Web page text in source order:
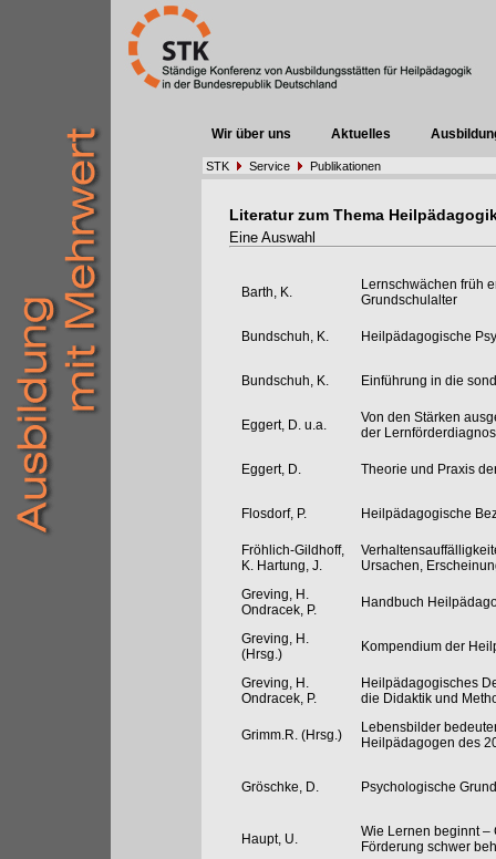
Wir über uns Aktuelles
STK Service Publikationen
Literatur zum Thema
Eine Auswahl
Barth, K.
Lernschwächen früh
Grundschulalter
Bundschuh, K. Heilpädagogische
Bundschuh, K. Einführung in die
Eggert, D. u.a.
Von den Stärken
der
Eggert, D. Theorie und Praxis
Flosdorf, P. Heilpädagogische
Fröhlich-Gildhoff,
K. Hartung, J.
Ursachen,
Greving, H.
Ondracek, P.
Handbuch
Greving, H.
(Hrsg.)
Kompendium der
Greving, H.
Ondracek, P.
Heilpädagogisches
die Didaktik und
Grimm.R. (Hrsg.)
Lebensbilder
Heilpädagogen des
Gröschke, D. Psychologische
Haupt, U.
Wie Lernen beginnt –
Förderung schwer